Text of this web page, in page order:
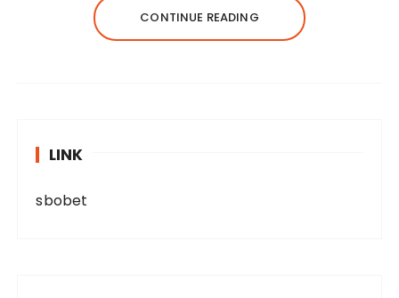
CONTINUE READING
LINK
sbobet